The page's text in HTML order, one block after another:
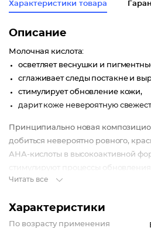
Характеристики товара
Описание
Молочная кислота:
осветляет веснушки и
сглаживает следы постакне и
стимулирует обновление кожи,
дарит коже невероятную
Принципиально новая
добиться невероятно ровного,
АНА-кислоты в высокоактивной
стимулируют процессы
ультрафиолета, возрастные
меланина, заметно выравнивает
Результат: цвет лица становится
Читать все
Характеристики
По возрасту применения